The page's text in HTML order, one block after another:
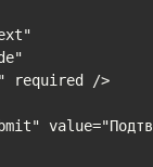
required />